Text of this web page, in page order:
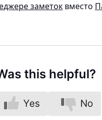
заметок вместо
this helpful?
Yes No